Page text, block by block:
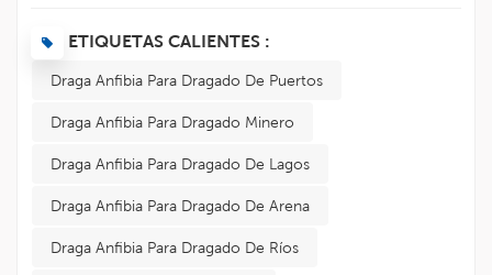
caracterizadas por su gran calado, a menudo no pueden
excavadoras de orugas tradicionales de alta resistencia, al
intentar entrar, se atascan rápidamente en el lodo blando o
persistente punto ciego operativo que ha afectado durante
mucho tiempo a la...
ETIQUETAS CALIENTES :
Draga Anfibia Para Dragado De Puertos
Draga Anfibia Para Dragado Minero
Draga Anfibia Para Dragado De Lagos
Draga Anfibia Para Dragado De Arena
Draga Anfibia Para Dragado De Ríos